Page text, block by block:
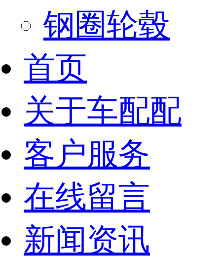
钢圈轮毂
首页
关于车配配
客户服务
在线留言
新闻资讯